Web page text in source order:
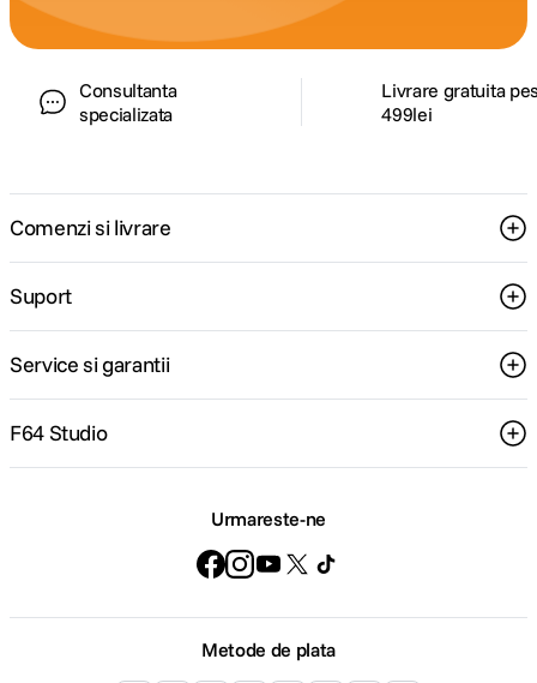
Consultanta
specializata
Livrare gratuita
499lei
Comenzi si livrare
Suport
Service si garantii
F64 Studio
Urmareste-ne
Metode de plata